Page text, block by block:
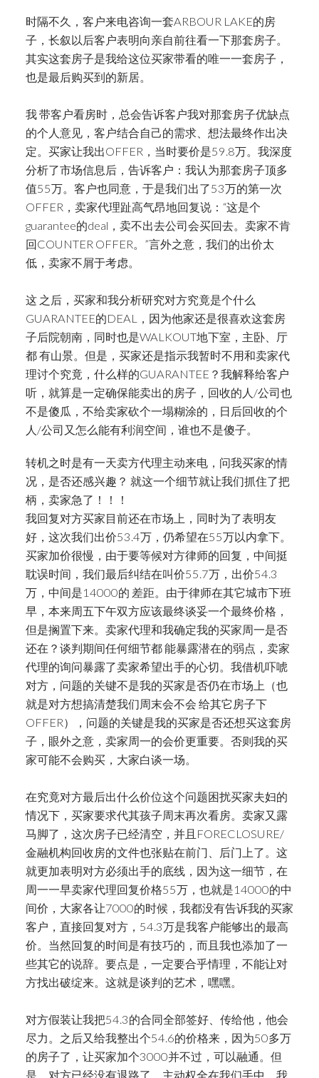
时隔不久，客户来电咨询一套ARBOUR LAKE的房
子，长叙以后客户表明向亲自前往看一下那套房子。
其实这套房子是我给这位买家带看的唯一一套房子，
也是最后购买到的新居。
我 带客户看房时，总会告诉客户我对那套房子优缺点
的个人意见，客户结合自己的需求、想法最终作出决
定。买家让我出OFFER，当时要价是59.8万。我深度
分析了市场信息后，告诉客户：我认为那套房子顶多
值55万。客户也同意，于是我们出了53万的第一次
OFFER，卖家代理趾高气昂地回复说：“这是个
guarantee的deal，卖不出去公司会买回去。卖家不肯
回COUNTER OFFER。”言外之意，我们的出价太
低，卖家不屑于考虑。
这 之后，买家和我分析研究对方究竟是个什么
GUARANTEE的DEAL，因为他家还是很喜欢这套房
子后院朝南，同时也是WALKOUT地下室，主卧、厅
都 有山景。但是，买家还是指示我暂时不用和卖家代
理讨个究竟，什么样的GUARANTEE？我解释给客户
听，就算是一定确保能卖出的房子，回收的人/公司也
不是傻瓜，不给卖家砍个一塌糊涂的，日后回收的个
人/公司又怎么能有利润空间，谁也不是傻子。
转机之时是有一天卖方代理主动来电，问我买家的情
况，是否还感兴趣？ 就这一个细节就让我们抓住了把
柄，卖家急了！！！
我回复对方买家目前还在市场上，同时为了表明友
好，这次我们出价53.4万，仍希望在55万以内拿下。
买家加价很慢，由于要等候对方律师的回复，中间挺
耽误时间，我们最后纠结在叫价55.7万，出价54.3
万，中间是14000的 差距。由于律师在其它城市下班
早，本来周五下午双方应该最终谈妥一个最终价格，
但是搁置下来。卖家代理和我确定我的买家周一是否
还在？谈判期间任何细节都 能暴露潜在的弱点，卖家
代理的询问暴露了卖家希望出手的心切。我借机吓唬
对方，问题的关键不是我的买家是否仍在市场上（也
就是对方想搞清楚我们周末会不会 给其它房子下
OFFER），问题的关键是我的买家是否还想买这套房
子，眼外之意，卖家周一的会价更重要。否则我的买
家可能不会购买，大家白谈一场。
在究竟对方最后出什么价位这个问题困扰买家夫妇的
情况下，买家要求代其孩子周末再次看房。卖家又露
马脚了，这次房子已经清空，并且FORECLOSURE/
金融机构回收房的文件也张贴在前门、后门上了。这
就更加表明对方必须出手的底线，因为这一细节，在
周一一早卖家代理回复价格55万，也就是14000的中
间价，大家各让7000的时候，我都没有告诉我的买家
客户，直接回复对方，54.3万是我客户能够出的最高
价。当然回复的时间是有技巧的，而且我也添加了一
些其它的说辞。要点是，一定要合乎情理，不能让对
方找出破绽来。这就是谈判的艺术，嘿嘿。
对方假装让我把54.3的合同全部签好、传给他，他会
尽力。之后又给我整出个54.6的价格来，因为50多万
的房子了，让买家加个3000并不过，可以融通。但
是，对方已经没有退路了，主动权全在我们手中，我